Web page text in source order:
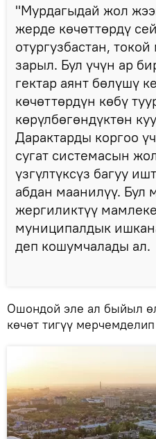
"Мурдагыдай жол
жерде көчөттөрдү
отургузбастан,
зарыл. Бул үчүн ар
гектар аянт бөлүшү
көчөттөрдүн көбү
көрүлбөгөндүктөн
Дарактарды коргоо
сугат системасын
үзгүлтүксүз багуу
абдан маанилүү. Бул
жергиликтүү
муниципалдык
деп кошумчалады ал.
Ошондой эле ал быйыл
көчөт тигүү